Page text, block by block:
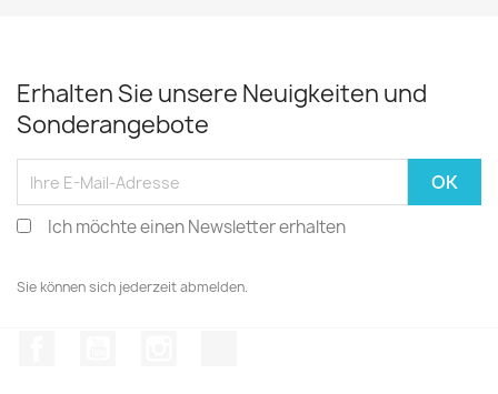
Erhalten Sie unsere Neuigkeiten und
Sonderangebote
Ich möchte einen Newsletter erhalten
Sie können sich jederzeit abmelden.